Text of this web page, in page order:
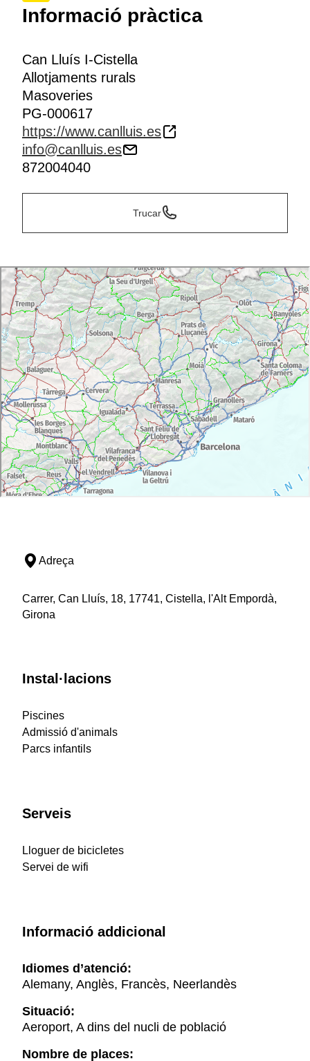
Informació pràctica
Can Lluís I-Cistella
Allotjaments rurals
Masoveries
PG-000617
https://www.canlluis.es
info@canlluis.es
872004040
Trucar
Adreça
Carrer, Can Lluís, 18, 17741, Cistella, l'Alt Empordà,
Girona
Instal·lacions
Piscines
Admissió d'animals
Parcs infantils
Serveis
Lloguer de bicicletes
Servei de wifi
Informació addicional
Idiomes d’atenció:
Alemany, Anglès, Francès, Neerlandès
Situació:
Aeroport, A dins del nucli de població
Nombre de places: